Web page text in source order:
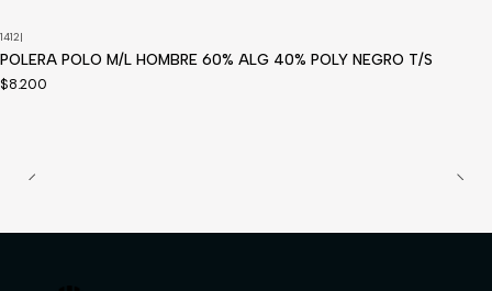
1412|
POLERA POLO M/L HOMBRE 60% ALG 40% POLY NEGRO T/S
$8.200